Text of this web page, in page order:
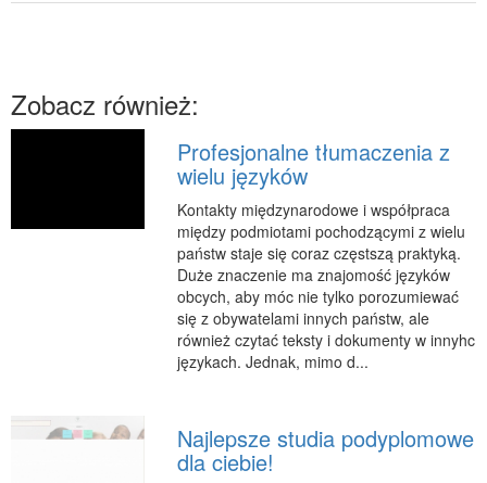
Agencje Reklamowe
Materiały Reklamowe
Imprezy Integracyjne
Zajęcia Sportowe i Rekreacyjne
Fotografia
Adwokaci, Porady Prawne
Zobacz również:
Profesjonalne tłumaczenia z
wielu języków
Kontakty międzynarodowe i współpraca
między podmiotami pochodzącymi z wielu
państw staje się coraz częstszą praktyką.
Duże znaczenie ma znajomość języków
obcych, aby móc nie tylko porozumiewać
się z obywatelami innych państw, ale
również czytać teksty i dokumenty w innyhc
językach. Jednak, mimo d...
Najlepsze studia podyplomowe
dla ciebie!